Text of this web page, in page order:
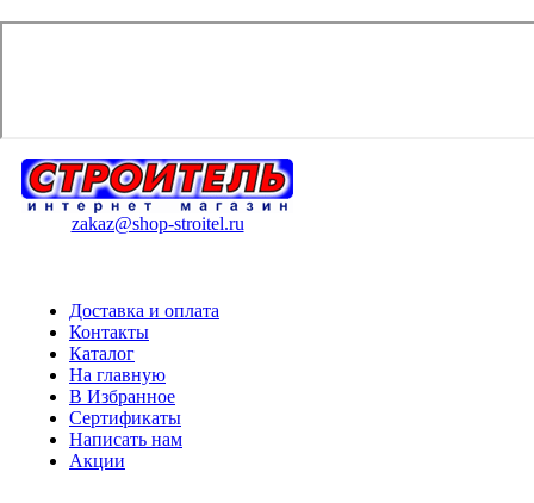
zakaz@shop-stroitel.ru
Доставка и оплата
Контакты
Каталог
На главную
В Избранное
Сертификаты
Написать нам
Акции